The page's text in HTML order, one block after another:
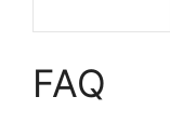
FAQ